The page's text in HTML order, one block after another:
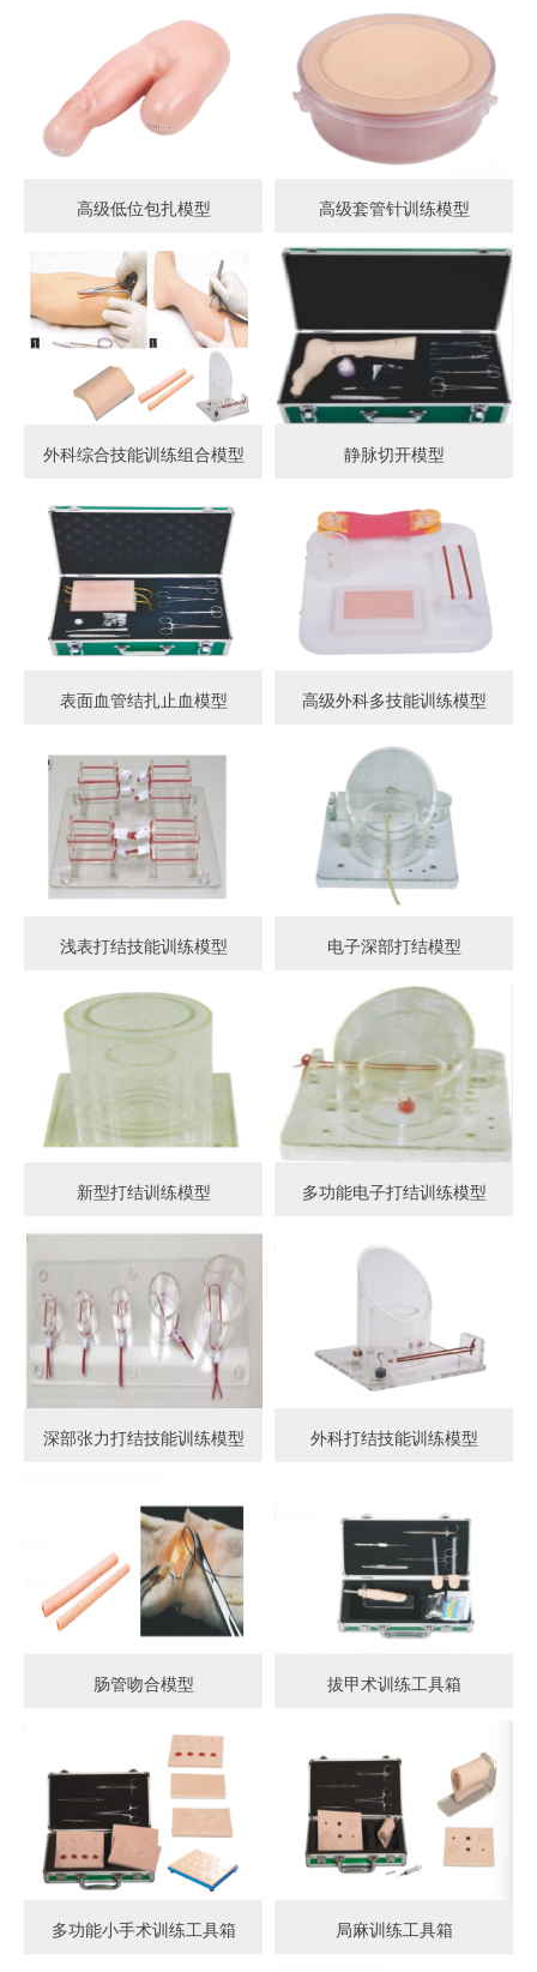
高级低位包扎模型 高级套管针训练模型
外科综合技能训练组合模型 静脉切开模型
表面血管结扎止血模型 高级外科多技能训练模型
浅表打结技能训练模型 电子深部打结模型
新型打结训练模型 多功能电子打结训练模型
深部张力打结技能训练模型 外科打结技能训练模型
肠管吻合模型 拔甲术训练工具箱
多功能小手术训练工具箱 局麻训练工具箱